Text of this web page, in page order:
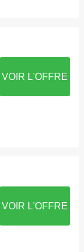
VOIR L'OFFRE
VOIR L'OFFRE